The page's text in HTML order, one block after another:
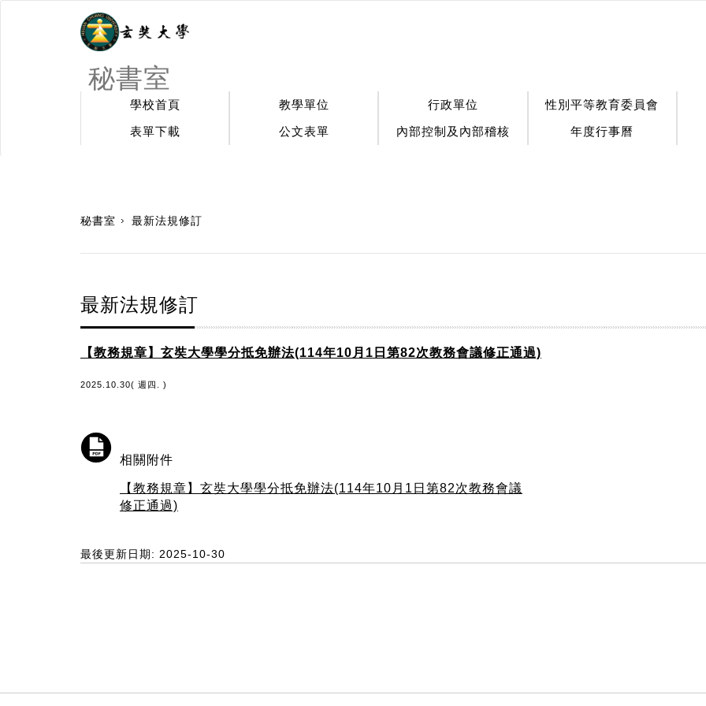
秘書室
學校首頁 教學單位 行政單位
性別平等教育委員會
表單下載
公文表單 內部控制及內部稽核 年度行事曆
秘書室 最新法規修訂
最新法規修訂
【教務規章】玄奘大學學分抵免辦法(114年10月1日第82次教務會議修正通過)
2025.10.30( 週四. )
相關附件
【教務規章】玄奘大學學分抵免辦法(114年10月1日第82次教務會議
修正通過)
最後更新日期: 2025-10-30